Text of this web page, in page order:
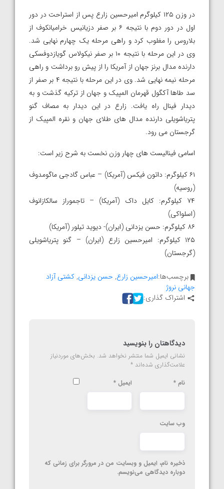
در وزن ۱۲۵ کیلوگرم امیرحسین زارع پس از استراحت در دور
اول در دور دوم با نتیجه ۶ بر صفر دزیانیس خرامیانکوف از
بلاروس را مغلوب کرد و راهی مرحله یک چهارم نهایی شد.
وی در این مرحله با نتیجه ۱۰ بر صفر نیکولاس گویازدوفسکی
دارنده مدال برنز جهان از آمریکا را از پیش رو برداشت و راهی
مرحله نیمه نهایی شد. وی در این مرحله با نتیجه ۴ بر صفر از
سد طاها آکگول قهرمان المپیک و جهان از ترکیه گذشت و به
دیدار فینال راه یافت. زارع در این دیدار به مصاف گنو
پتریاشویلی دارنده مدال های طلای جهان و نقره المپیک از
گرجستان می رود.
اسامی فینالیست های چهار وزن نخست به شرح زیر است:
۶۱ کیلوگرم: داتون فیکس (آمریکا) – عباس گادجی ماگومدوف
(روسیه)
۷۴ کیلوگرم: کایل داک (آمریکا) – تاجموراز سالکازانوف
(اسلواکی)
۸۶ کیلوگرم: حسن یزدانی (ایران)- دیوید تیلور (آمریکا)
۱۲۵ کیلوگرم: امیرحسین زارع (ایران) – گنو پتریاشویلی
(گرجستان)
برچسب‌ها:امیرحسین زارع, حسن یزدانی,کشتی آزاد
جهانی نروژ
اشتراک گذاری:
دیدگاهتان را بنویسید
نشانی ایمیل شما منتشر نخواهد شد. بخش‌های موردنیاز
علامت‌گذاری شده‌اند *
نام * ایمیل *
وب‌ سایت
ذخیره نام، ایمیل و وبسایت من در مرورگر برای زمانی که
دوباره دیدگاهی می‌نویسم.